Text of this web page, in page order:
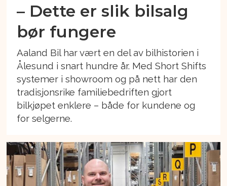
– Dette er slik bilsalg
bør fungere
Aaland Bil har vært en del av bilhistorien i
Ålesund i snart hundre år. Med Short Shifts
systemer i showroom og på nett har den
tradisjonsrike familiebedriften gjort
bilkjøpet enklere – både for kundene og
for selgerne.